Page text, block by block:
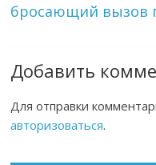
бросающий вызов
Добавить
Для отправки
авторизоваться.